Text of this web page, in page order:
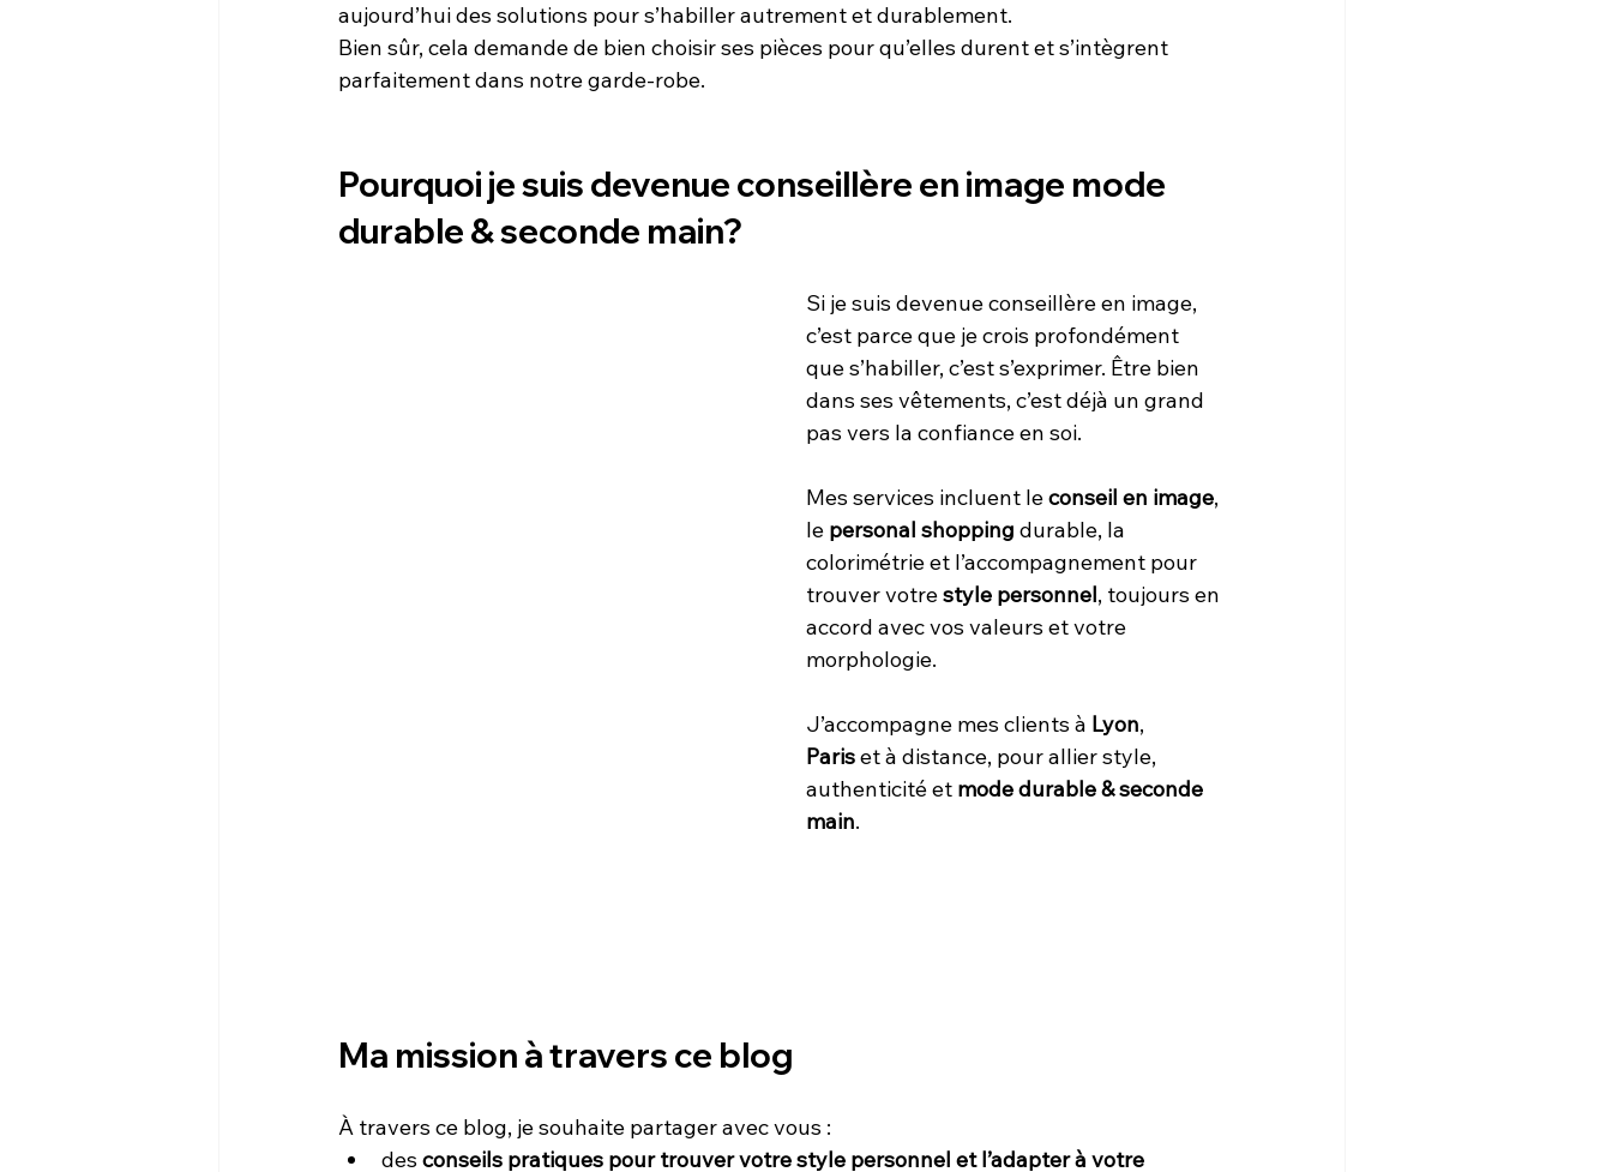
aujourd’hui des solutions pour s’habiller autrement et durablement.
Bien sûr, cela demande de bien choisir ses pièces pour qu’elles durent et s’intègrent
parfaitement dans notre garde-robe.
Pourquoi je suis devenue conseillère en image mode
durable & seconde main?
Si je suis devenue conseillère en image,
c’est parce que je crois profondément
que s’habiller, c’est s’exprimer. Être bien
dans ses vêtements, c’est déjà un grand
pas vers la confiance en soi.
Mes services incluent le conseil en image,
le personal shopping durable, la
colorimétrie et l’accompagnement pour
trouver votre style personnel, toujours en
accord avec vos valeurs et votre
morphologie.
J’accompagne mes clients à Lyon,
Paris et à distance, pour allier style,
authenticité et mode durable & seconde
main.
Ma mission à travers ce blog
À travers ce blog, je souhaite partager avec vous :
des conseils pratiques pour trouver votre style personnel et l’adapter à votre